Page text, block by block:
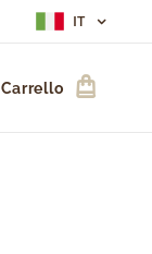
IT
Carrello